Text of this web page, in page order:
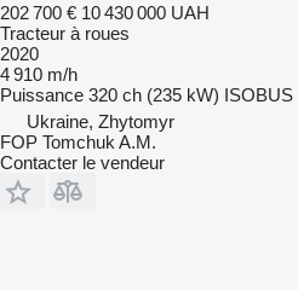
202 700 € 10 430 000 UAH
Tracteur à roues
2020
4 910 m/h
Puissance 320 ch (235 kW) ISOBUS
Ukraine, Zhytomyr
FOP Tomchuk A.M.
Contacter le vendeur